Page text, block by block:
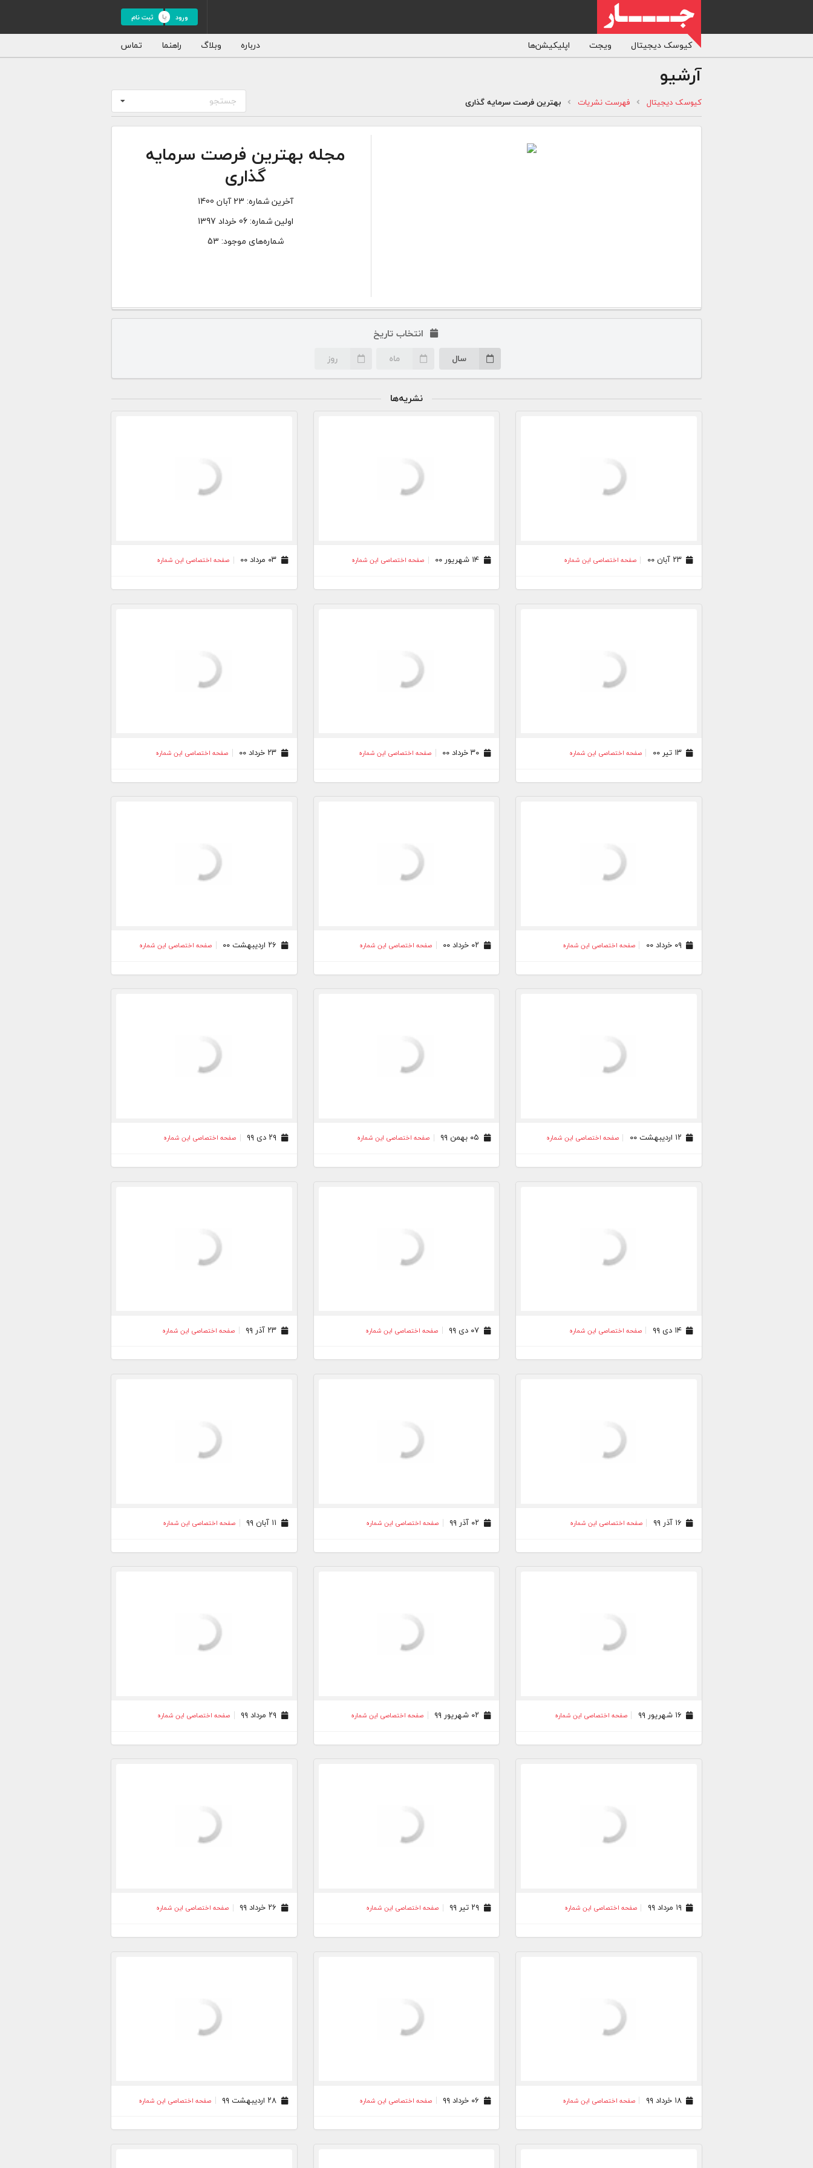
ورود ثبت نام
کیوسک دیجیتال ویجت اپلیکیشن‌ها درباره وبلاگ راهنما تماس
آرشیو
کیوسک دیجیتال فهرست نشریات بهترین فرصت سرمایه گذاری جستجو
مجله بهترین فرصت سرمایه
گذاری
آخرین شماره: 23 آبان 1400
اولین شماره:06 خرداد 1397
شماره‌های موجود: 53
انتخاب تاریخ
سال ماه روز
نشریه‌ها
۲۳ آبان ۰۰ صفحه اختصاصی این شماره صفحه اختصاصی این شماره صفحه اختصاصی این شماره
۱۳ تیر ۰۰ صفحه اختصاصی این شماره صفحه اختصاصی این شماره صفحه اختصاصی این شماره
۰۹ خرداد ۰۰ صفحه اختصاصی این شماره صفحه اختصاصی این شماره صفحه اختصاصی این شماره
صفحه اختصاصی این شماره صفحه اختصاصی این شماره صفحه اختصاصی این شماره
۱۴ دی ۹۹ صفحه اختصاصی این شماره صفحه اختصاصی این شماره صفحه اختصاصی این شماره
صفحه اختصاصی این شماره صفحه اختصاصی این شماره صفحه اختصاصی این شماره
صفحه اختصاصی این شماره صفحه اختصاصی این شماره صفحه اختصاصی این شماره
۱۹ مرداد ۹۹ صفحه اختصاصی این شماره صفحه اختصاصی این شماره صفحه اختصاصی این شماره
۱۸ خرداد ۹۹ صفحه اختصاصی این شماره صفحه اختصاصی این شماره صفحه اختصاصی این شماره